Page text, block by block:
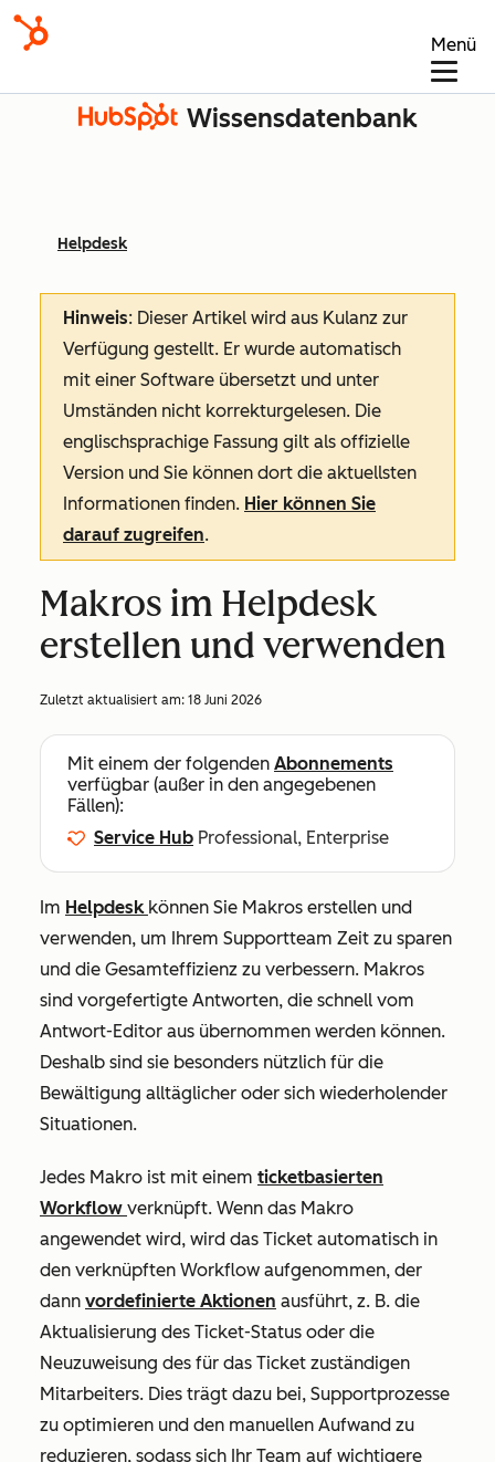
Menü
Wissensdatenbank
Helpdesk
Hinweis: Dieser Artikel wird aus Kulanz zur
Verfügung gestellt. Er wurde automatisch
mit einer Software übersetzt und unter
Umständen nicht korrekturgelesen. Die
englischsprachige Fassung gilt als offizielle
Version und Sie können dort die aktuellsten
Informationen finden. Hier können Sie
darauf zugreifen.
Makros im Helpdesk
erstellen und verwenden
Zuletzt aktualisiert am: 18 Juni 2026
Mit einem der folgenden Abonnements
verfügbar (außer in den angegebenen
Fällen):
Service Hub Professional, Enterprise
Im Helpdesk können Sie Makros erstellen und
verwenden, um Ihrem Supportteam Zeit zu sparen
und die Gesamteffizienz zu verbessern. Makros
sind vorgefertigte Antworten, die schnell vom
Antwort-Editor aus übernommen werden können.
Deshalb sind sie besonders nützlich für die
Bewältigung alltäglicher oder sich wiederholender
Situationen.
Jedes Makro ist mit einem ticketbasierten
Workflow verknüpft. Wenn das Makro
angewendet wird, wird das Ticket automatisch in
den verknüpften Workflow aufgenommen, der
dann vordefinierte Aktionen ausführt, z. B. die
Aktualisierung des Ticket-Status oder die
Neuzuweisung des für das Ticket zuständigen
Mitarbeiters. Dies trägt dazu bei, Supportprozesse
zu optimieren und den manuellen Aufwand zu
reduzieren, sodass sich Ihr Team auf wichtigere